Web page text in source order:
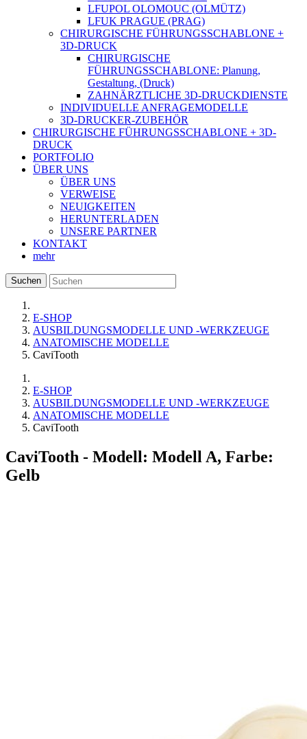
LFUPOL OLOMOUC (OLMÜTZ)
LFUK PRAGUE (PRAG)
CHIRURGISCHE FÜHRUNGSSCHABLONE +
3D-DRUCK
CHIRURGISCHE
FÜHRUNGSSCHABLONE: Planung,
Gestaltung, (Druck)
ZAHNÄRZTLICHE 3D-DRUCKDIENSTE
INDIVIDUELLE ANFRAGEMODELLE
3D-DRUCKER-ZUBEHÖR
CHIRURGISCHE FÜHRUNGSSCHABLONE + 3D-
DRUCK
PORTFOLIO
ÜBER UNS
ÜBER UNS
VERWEISE
NEUIGKEITEN
HERUNTERLADEN
UNSERE PARTNER
KONTAKT
mehr
Suchen
E-SHOP
AUSBILDUNGSMODELLE UND -WERKZEUGE
ANATOMISCHE MODELLE
CaviTooth
E-SHOP
AUSBILDUNGSMODELLE UND -WERKZEUGE
ANATOMISCHE MODELLE
CaviTooth
CaviTooth - Modell: Modell A, Farbe:
Gelb